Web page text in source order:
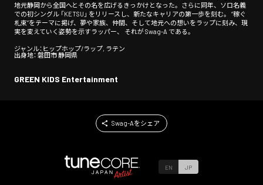
地元静岡から全国へとその名を広げるきっかけとなった。さらに同年、ソロ名義
での初シングル 「KETSU」 をリリースし、新たなキャリアの第一歩を刻む。 “稼ぐ
札束”をテーマに掲げ、夢や家族、仲間、そして地元への想いをラップに刻み、現
実を変えていく姿勢を示すラッパー、 それが Swag-A である。
ジャンル：ヒップホップ/ラップ, ラテン
出身地： 磐田市 静岡県
GREEN KIDS Entertainment
Swag-Aをシェア
EN JP